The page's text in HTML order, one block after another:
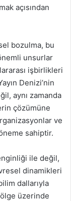
açısından
bozulma, bu
unsurlar
işbirlikleri
Denizi’nin
aynı zamanda
çözümüne
ve
sahiptir.
ile değil,
dinamikleri
dallarıyla
üzerinde